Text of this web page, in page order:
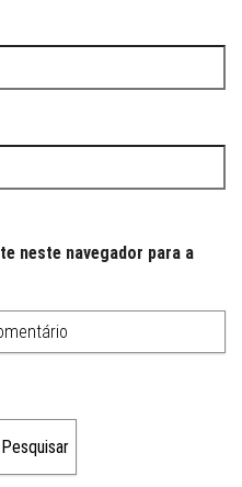
neste navegador para a
Pesquisar